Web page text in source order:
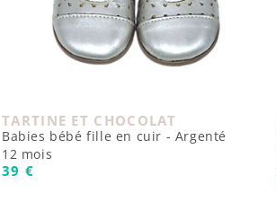
Fournisseur :
TARTINE ET CHOCOLAT
Babies bébé fille en cuir - Argenté
12 mois
Prix habituel
39 €